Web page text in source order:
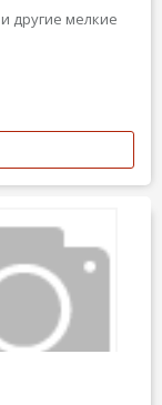
другие мелкие